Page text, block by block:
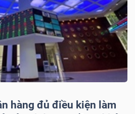
hàng đủ điều kiện làm